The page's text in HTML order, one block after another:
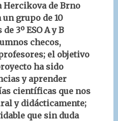
Hercikova de Brno
un grupo de 10
3º ESO A y B
checos,
el objetivo
ha sido
y aprender
científicas que nos
y didácticamente;
que sin duda